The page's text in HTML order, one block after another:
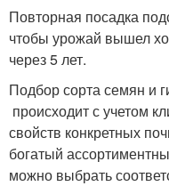
Повторная посадка
чтобы урожай вышел
через 5 лет.
Подбор сорта семян и
происходит с учетом
свойств конкретных
богатый
можно выбрать